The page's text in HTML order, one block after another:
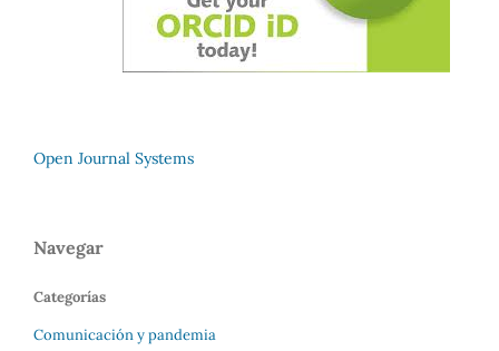
Open Journal Systems
Navegar
Categorías
Comunicación y pandemia